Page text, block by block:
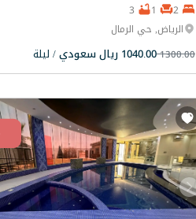
الرياض, حي الرمال
1300.001040.00 ريال سعودي / ليلة